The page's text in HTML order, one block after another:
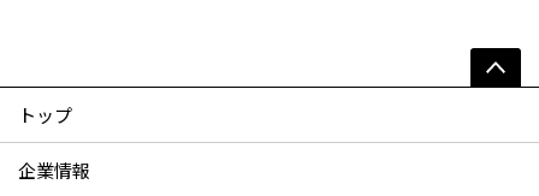
トップ
企業情報